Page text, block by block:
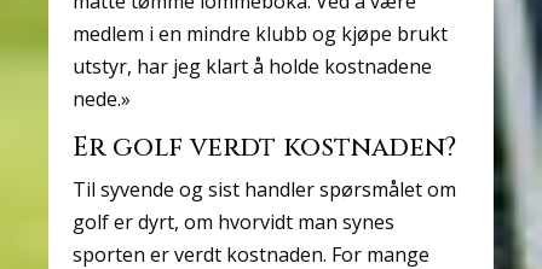
medlem i en mindre klubb og kjøpe brukt
utstyr, har jeg klart å holde kostnadene
nede.»
Er golf verdt kostnaden?
Til syvende og sist handler spørsmålet om
golf er dyrt, om hvorvidt man synes
sporten er verdt kostnaden. For mange